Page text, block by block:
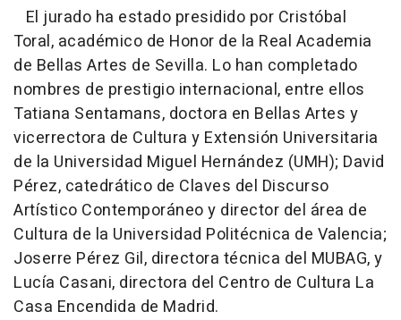
El jurado ha estado presidido por Cristóbal
Toral, académico de Honor de la Real Academia
de Bellas Artes de Sevilla. Lo han completado
nombres de prestigio internacional, entre ellos
Tatiana Sentamans, doctora en Bellas Artes y
vicerrectora de Cultura y Extensión Universitaria
de la Universidad Miguel Hernández (UMH); David
Pérez, catedrático de Claves del Discurso
Artístico Contemporáneo y director del área de
Cultura de la Universidad Politécnica de Valencia;
Joserre Pérez Gil, directora técnica del MUBAG, y
Lucía Casani, directora del Centro de Cultura La
Casa Encendida de Madrid.